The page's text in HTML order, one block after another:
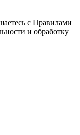
с Правилами
и обработку